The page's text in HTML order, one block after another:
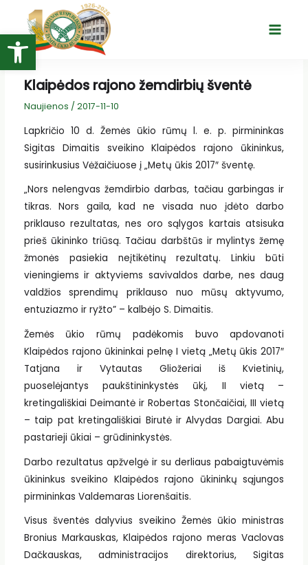
Open toolbar
turinio
Main
Klaipėdos rajono žemdirbių šventė
Naujienos / 2017-11-10
Lapkričio 10 d. Žemės ūkio rūmų l. e. p. pirmininkas
Sigitas Dimaitis sveikino Klaipėdos rajono ūkininkus,
susirinkusius Vėžaičiuose į „Metų ūkis 2017″ šventę.
„Nors nelengvas žemdirbio darbas, tačiau garbingas ir
tikras. Nors gaila, kad ne visada nuo įdėto darbo
priklauso rezultatas, nes oro sąlygos kartais atsisuka
prieš ūkininko triūsą. Tačiau darbštūs ir mylintys žemę
žmonės pasiekia neįtikėtinų rezultatų. Linkiu būti
vieningiems ir aktyviems savivaldos darbe, nes daug
valdžios sprendimų priklauso nuo mūsų aktyvumo,
entuziazmo ir ryžto” – kalbėjo S. Dimaitis.
Žemės ūkio rūmų padėkomis buvo apdovanoti
Klaipėdos rajono ūkininkai pelnę I vietą „Metų ūkis 2017″
Tatjana ir Vytautas Gliožeriai iš Kvietinių,
puoselėjantys paukštininkystės ūkį, II vietą –
kretingališkiai Deimantė ir Robertas Stončaičiai, III vietą
– taip pat kretingališkiai Birutė ir Alvydas Dargiai. Abu
pastarieji ūkiai – grūdininkystės.
Darbo rezultatus apžvelgė ir su derliaus pabaigtuvėmis
ūkininkus sveikino Klaipėdos rajono ūkininkų sąjungos
pirmininkas Valdemaras Liorenšaitis.
Visus šventės dalyvius sveikino Žemės ūkio ministras
Bronius Markauskas, Klaipėdos rajono meras Vaclovas
Dačkauskas, administracijos direktorius, Sigitas